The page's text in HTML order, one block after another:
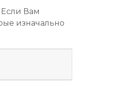
Если Вам
изначально